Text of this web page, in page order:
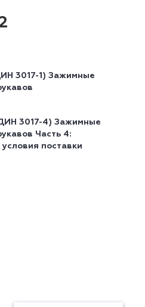
3017-1) Зажимные
3017-4) Зажимные
Часть 4:
поставки